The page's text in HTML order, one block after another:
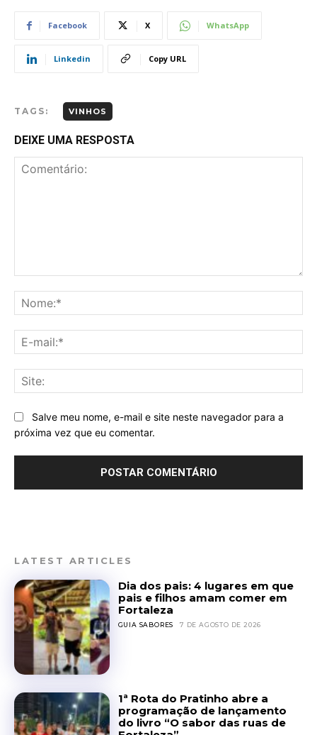
Facebook X WhatsApp
Linkedin Copy URL
TAGS: VINHOS
DEIXE UMA RESPOSTA
Salve meu nome, e-mail e site neste navegador para a
próxima vez que eu comentar.
LATEST ARTICLES
Dia dos pais: 4 lugares em que
pais e filhos amam comer em
Fortaleza
GUIA SABORES 7 DE AGOSTO DE 2026
1ª Rota do Pratinho abre a
programação de lançamento
do livro “O sabor das ruas de